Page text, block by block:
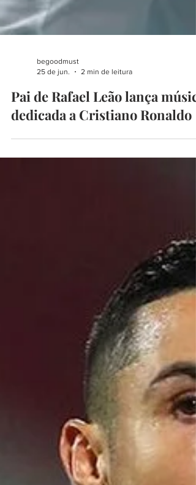
begoodmust
Pai de Rafael Leão lança música